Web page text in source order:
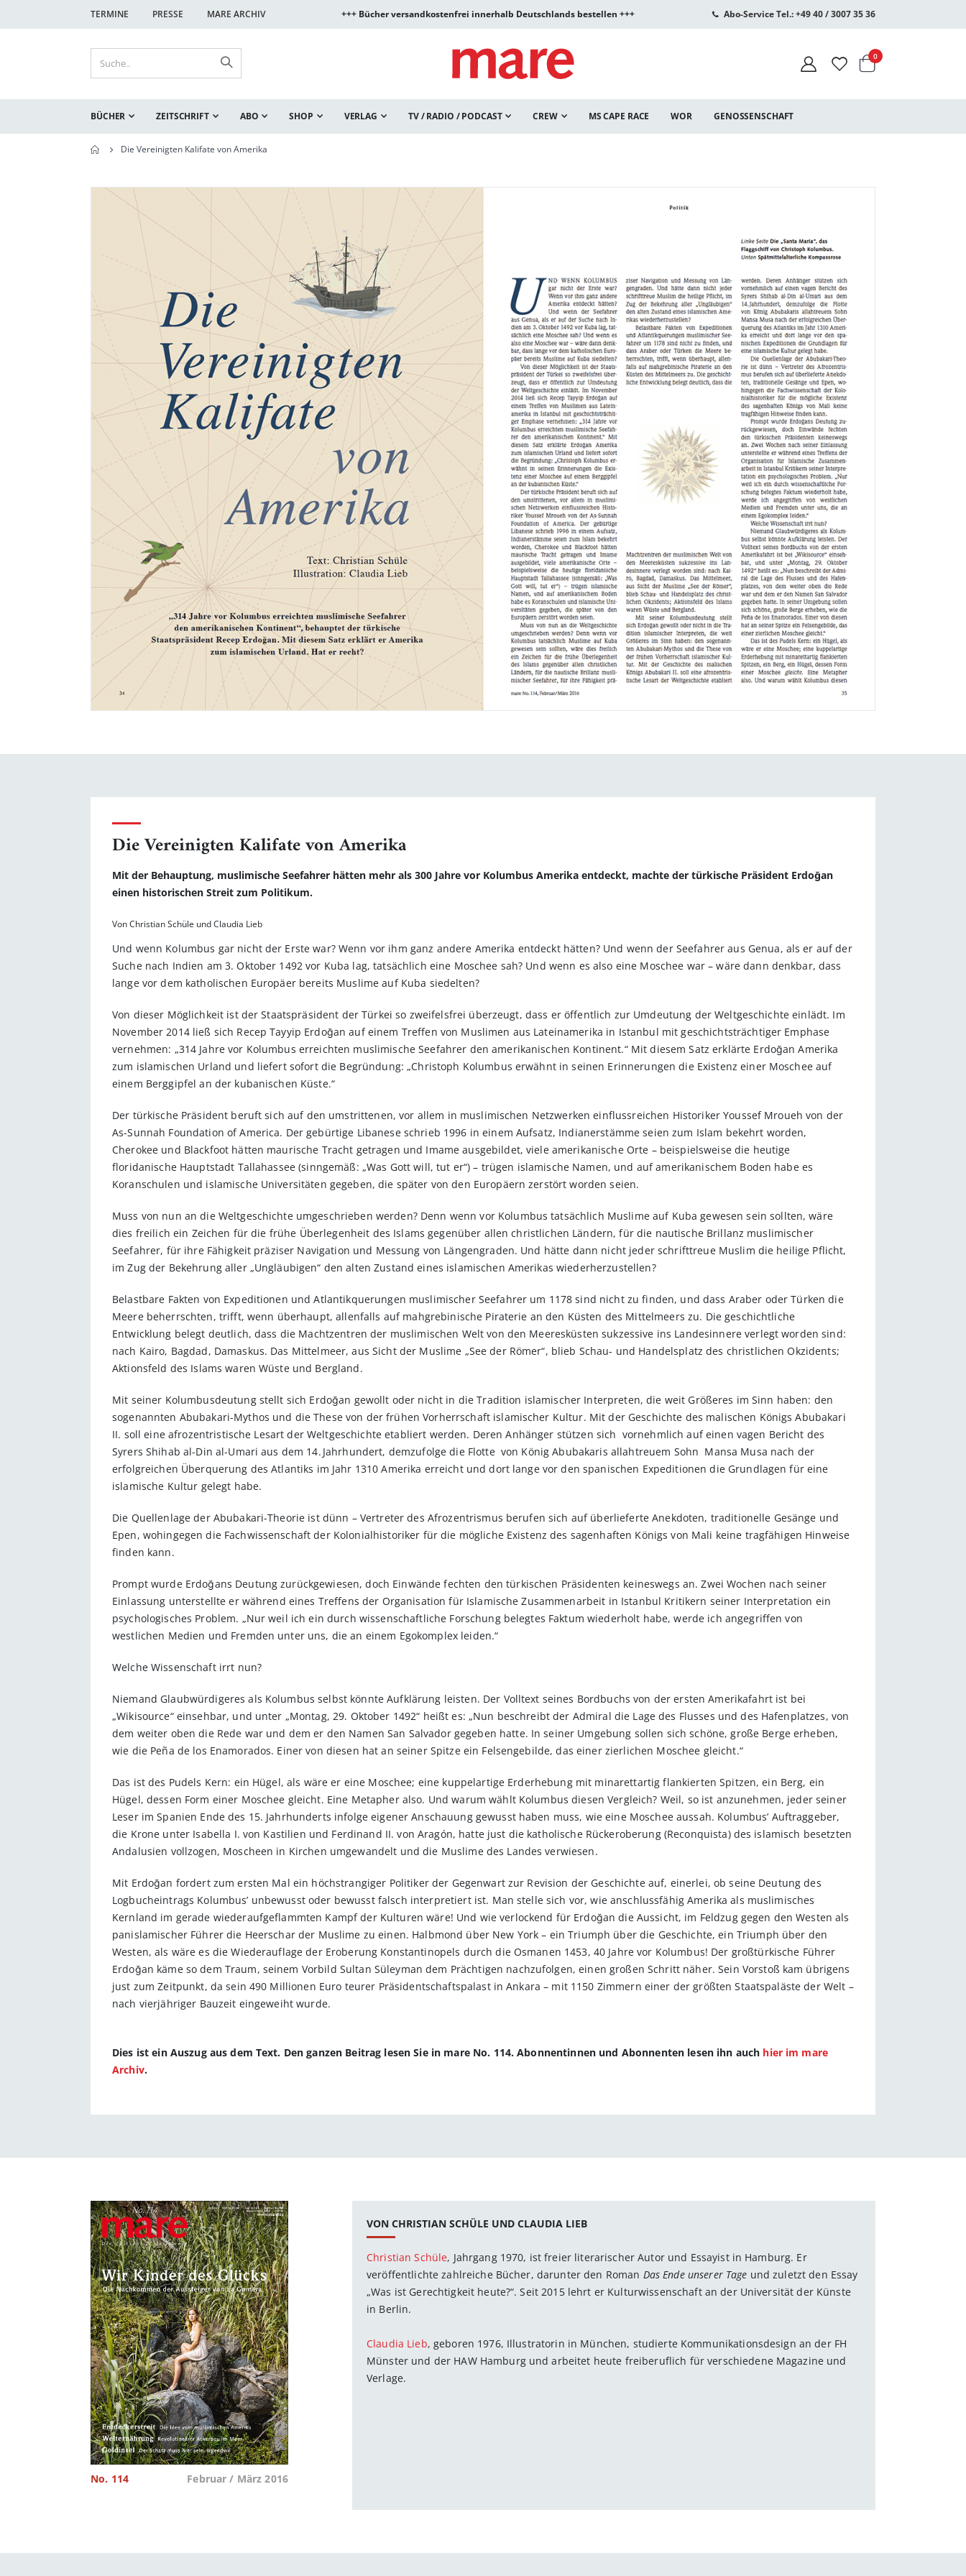
TERMINE PRESSE MARE ARCHIV +++ Bücher versandkostenfrei innerhalb Deutschlands bestellen +++ Abo-Service Tel.: +49 40 / 3007 35 36
Warenkorb
0Artikel
BÜCHER ZEITSCHRIFT ABO SHOP VERLAG TV / RADIO / PODCAST CREW MS CAPE RACE WOR GENOSSENSCHAFT
Die Vereinigten Kalifate von Amerika
Zum
springen
Zum
springen
Die Vereinigten Kalifate von Amerika
Mit der Behauptung, muslimische Seefahrer hätten mehr als 300 Jahre vor Kolumbus Amerika entdeckt, machte der türkische Präsident Erdoğan
einen historischen Streit zum Politikum.
Von Christian Schüle und Claudia Lieb
Und wenn Kolumbus gar nicht der Erste war? Wenn vor ihm ganz andere Amerika entdeckt hätten? Und wenn der Seefahrer aus Genua, als er auf der
Suche nach Indien am 3. Oktober 1492 vor Kuba lag, tatsächlich eine Moschee sah? Und wenn es also eine Moschee war – wäre dann denkbar, dass
lange vor dem katholischen Europäer bereits Muslime auf Kuba siedelten?
Von dieser Möglichkeit ist der Staatspräsident der Türkei so zweifelsfrei überzeugt, dass er öffentlich zur Umdeutung der Weltgeschichte einlädt. Im
November 2014 ließ sich Recep Tayyip Erdoğan auf einem Treffen von Muslimen aus Latein­amerika in Istanbul mit geschichtsträchtiger Emphase
vernehmen: „314 Jahre vor Kolumbus erreichten muslimische Seefahrer den amerikanischen Kontinent.“ Mit diesem Satz erklärte Erdoğan Amerika
zum islamischen Urland und liefert sofort die Be­gründung: „Christoph Kolumbus erwähnt in seinen Erinnerungen die Existenz einer Moschee auf
einem Berggipfel an der kubanischen Küste.“
Der türkische Präsident beruft sich auf den umstrittenen, vor allem in muslimischen Netzwerken einflussreichen Historiker Youssef Mroueh von der
As-Sunnah Foundation of America. Der gebürtige Libanese schrieb 1996 in einem Aufsatz, Indianerstämme seien zum Islam bekehrt worden,
Cherokee und Blackfoot hätten maurische Tracht getragen und Imame ausgebildet, viele amerikanische Orte – beispielsweise die heutige
floridanische Hauptstadt Tallahassee (sinngemäß: „Was Gott will, tut er“) – trügen islamische Namen, und auf amerikanischem Boden habe es
Koranschulen und islamische Universitäten gegeben, die später von den Europäern zerstört worden seien.
Muss von nun an die Weltgeschichte umgeschrieben werden? Denn wenn vor Kolumbus tatsächlich Muslime auf Kuba gewesen sein sollten, wäre
dies freilich ein Zeichen für die frühe Überlegenheit des Islams gegenüber allen christlichen Ländern, für die nautische Brillanz muslimischer
Seefahrer, für ihre Fähigkeit präziser Navigation und Messung von Längengraden. Und hätte dann nicht jeder schrifttreue Muslim die heilige Pflicht,
im Zug der Bekehrung aller „Ungläubigen“ den alten Zustand eines islamischen Amerikas wiederherzustellen?
Belastbare Fakten von Expeditionen und Atlantikquerungen muslimischer Seefahrer um 1178 sind nicht zu finden, und dass Araber oder Türken die
Meere beherrschten, trifft, wenn überhaupt, allenfalls auf mahgrebinische Piraterie an den Küsten des Mittelmeers zu. Die geschichtliche
Entwicklung belegt deutlich, dass die Machtzentren der muslimischen Welt von den Meeresküsten sukzessive ins Landesinnere verlegt worden sind:
nach Kairo, Bagdad, Damaskus. Das Mittelmeer, aus Sicht der Muslime „See der Römer“, blieb Schau- und Handelsplatz des christlichen Okzidents;
Aktionsfeld des Islams waren Wüste und Bergland.
Mit seiner Kolumbusdeutung stellt sich Erdoğan gewollt oder nicht in die Tradition islamischer Interpreten, die weit Größeres im Sinn haben: den
sogenannten Abubakari-Mythos und die These von der frühen Vorherrschaft islamischer Kultur. Mit der Geschichte des malischen Königs Abubakari
II. soll eine afrozentristische Lesart der Weltgeschichte etabliert werden. Deren Anhänger stützen sich vornehmlich auf einen vagen Bericht des
Syrers Shihab al-Din al-Umari aus dem 14. Jahrhundert, demzufolge die Flotte von König Abubakaris allahtreuem Sohn Mansa Musa nach der
erfolgreichen Überquerung des Atlantiks im Jahr 1310 Amerika erreicht und dort lange vor den spanischen Expeditionen die Grundlagen für eine
islamische Kultur gelegt habe.
Die Quellenlage der Abubakari-Theorie ist dünn – Vertreter des Afrozentrismus berufen sich auf überlieferte Anekdoten, traditionelle Gesänge und
Epen, wohingegen die Fachwissenschaft der Kolo­nialhistoriker für die mögliche Existenz des sagenhaften Königs von Mali keine tragfähigen Hinweise
finden kann.
Prompt wurde Erdoğans Deutung zurückgewiesen, doch Einwände fechten den türkischen Präsidenten keineswegs an. Zwei Wochen nach seiner
Einlassung unterstellte er während eines Treffens der Organisation für Islamische Zusammenarbeit in Istanbul Kritikern seiner Interpretation ein
psychologisches Problem. „Nur weil ich ein durch wissenschaftliche Forschung belegtes Faktum wiederholt habe, werde ich angegriffen von
westlichen Medien und Fremden unter uns, die an einem Egokomplex leiden.“
Welche Wissenschaft irrt nun?
Niemand Glaubwürdigeres als Kolumbus selbst könnte Aufklärung leisten. Der Volltext seines Bordbuchs von der ersten Amerikafahrt ist bei
„Wikisource“ einsehbar, und unter „Montag, 29. Oktober 1492“ heißt es: „Nun beschreibt der Admiral die Lage des Flusses und des Hafenplatzes, von
dem weiter oben die Rede war und dem er den Namen San Salvador gegeben hatte. In seiner Umgebung sollen sich schöne, große Berge erheben,
wie die Peña de los Enamorados. Einer von diesen hat an seiner Spitze ein Felsengebilde, das einer zierlichen Moschee gleicht.“
Das ist des Pudels Kern: ein Hügel, als wäre er eine Moschee; eine kuppelartige Erderhebung mit minarettartig flankierten Spitzen, ein Berg, ein
Hügel, dessen Form einer Moschee gleicht. Eine Metapher also. Und warum wählt Kolumbus diesen Vergleich? Weil, so ist anzunehmen, jeder seiner
Leser im Spanien Ende des 15. Jahrhunderts infolge eigener Anschauung gewusst haben muss, wie eine Moschee aussah. Kolumbus’ Auftraggeber,
die Krone unter Isabella I. von Kastilien und Ferdinand II. von Aragón, hatte just die katholische Rückeroberung (Reconquista) des islamisch besetzten
Andalusien vollzogen, Moscheen in Kirchen umgewandelt und die Muslime des Landes verwiesen.
Mit Erdoğan fordert zum ersten Mal ein höchstrangiger Politiker der Gegenwart zur Revision der Geschichte auf, einerlei, ob seine Deutung des
Logbucheintrags Kolumbus’ unbewusst oder bewusst falsch interpretiert ist. Man stelle sich vor, wie anschlussfähig Amerika als muslimisches
Kernland im gerade wiederaufgeflammten Kampf der Kulturen wäre! Und wie verlockend für Erdoğan die Aussicht, im Feldzug gegen den Westen als
panislamischer Führer die Heerschar der Muslime zu einen. Halbmond über New York – ein Triumph über die Geschichte, ein Triumph über den
Westen, als wäre es die Wiederauflage der Eroberung Konstantinopels durch die Osmanen 1453, 40 Jahre vor Kolumbus! Der großtürkische Führer
Erdoğan käme so dem Traum, seinem Vorbild Sultan Süleyman dem Prächtigen nachzufolgen, einen großen Schritt näher. Sein Vorstoß kam übrigens
just zum Zeitpunkt, da sein 490 Millionen Euro teurer Präsidentschaftspalast in Ankara – mit 1150 Zimmern einer der größten Staats­paläste der Welt –
nach vierjähriger Bauzeit eingeweiht wurde.
Dies ist ein Auszug aus dem Text. Den ganzen Beitrag lesen Sie in mare No. 114. Abonnentinnen und Abonnenten lesen ihn auch hier im mare
Archiv.
No. 114 Februar / März 2016
VON CHRISTIAN SCHÜLE UND CLAUDIA LIEB
Christian Schüle, Jahrgang 1970, ist freier literarischer Autor und Essayist in Hamburg. Er
veröffentlichte zahlreiche Bücher, darunter den Roman Das Ende unserer Tage und zuletzt den Essay
„Was ist Gerechtigkeit heute?“. Seit 2015 lehrt er Kulturwissenschaft an der Universität der Künste
in Berlin.
Claudia Lieb, geboren 1976, Illustratorin in München, studierte Kommunikationsdesign an der FH
Münster und der HAW Hamburg und arbeitet heute freiberuflich für verschiedene Magazine und
Verlage.